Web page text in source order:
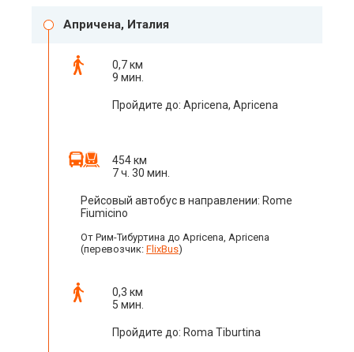
Апричена, Италия
0,7 км
9 мин.
Пройдите до: Apricena, Apricena
454 км
7 ч. 30 мин.
Рейсовый автобус в направлении: Rome
Fiumicino
От Рим-Тибуртина до Apricena, Apricena
(перевозчик: FlixBus)
0,3 км
5 мин.
Пройдите до: Roma Tiburtina